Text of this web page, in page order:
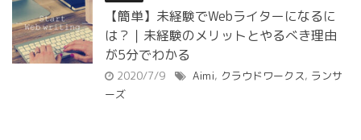
【簡単】未経験でWebライターになるに
は？｜未経験のメリットとやるべき理由
が5分でわかる
2020/7/9 Aimi, クラウドワークス, ランサ
ーズ